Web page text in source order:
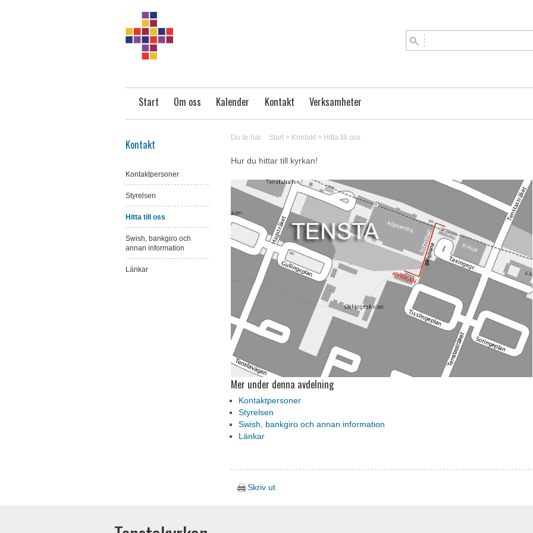
Start Om oss Kalender Kontakt Verksamheter
Kontakt
Kontaktpersoner
Styrelsen
Hitta till oss
Swish, bankgiro och
annan information
Länkar
Du är här: Start> Kontakt> Hitta till oss
Hur du hittar till kyrkan!
Mer under denna avdelning
Kontaktpersoner
Styrelsen
Swish, bankgiro och annan information
Länkar
Skriv ut